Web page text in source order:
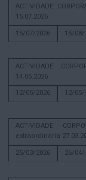
ACTIVIDADE
15.07.2026
15/07/2026
15/08/
ACTIVIDADE
14.05.2026
12/05/2026
12/05/
ACTIVIDADE
extraordinaria
25/03/2026
26/04/